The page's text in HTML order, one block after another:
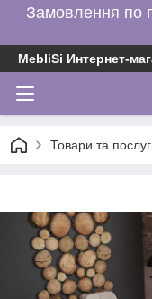
Замовлення по
MebliSi Интернет-
Товари та